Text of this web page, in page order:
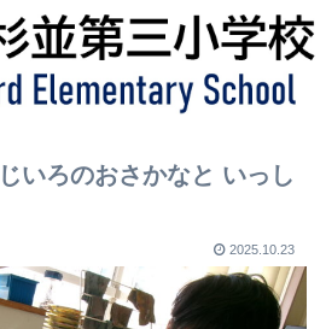
いろのおさかなと いっし
2025.10.23